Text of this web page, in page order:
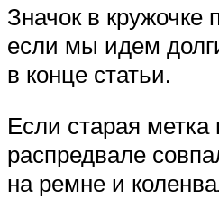
Значок в кружочке
если мы идем
в конце статьи.
Если старая
распредвале
на ремне и